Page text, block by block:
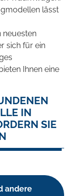
lässt
neuesten
sich für ein
Ihnen eine
IN
SIE
andere